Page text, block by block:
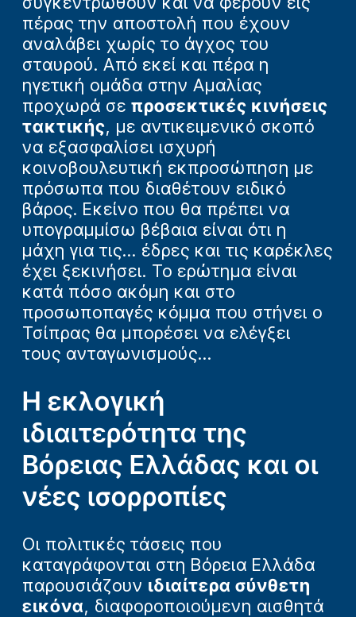
πέρας την αποστολή που έχουν
αναλάβει χωρίς το άγχος του
σταυρού. Από εκεί και πέρα η
ηγετική ομάδα στην Αμαλίας
προχωρά σε προσεκτικές κινήσεις
τακτικής, με αντικειμενικό σκοπό
να εξασφαλίσει ισχυρή
κοινοβουλευτική εκπροσώπηση με
πρόσωπα που διαθέτουν ειδικό
βάρος. Εκείνο που θα πρέπει να
υπογραμμίσω βέβαια είναι ότι η
μάχη για τις... έδρες και τις καρέκλες
έχει ξεκινήσει. Το ερώτημα είναι
κατά πόσο ακόμη και στο
προσωποπαγές κόμμα που στήνει ο
Τσίπρας θα μπορέσει να ελέγξει
τους ανταγωνισμούς...
Η εκλογική
ιδιαιτερότητα της
Βόρειας Ελλάδας και οι
νέες ισορροπίες
Οι πολιτικές τάσεις που
καταγράφονται στη Βόρεια Ελλάδα
παρουσιάζουν ιδιαίτερα σύνθετη
εικόνα, διαφοροποιούμενη αισθητά